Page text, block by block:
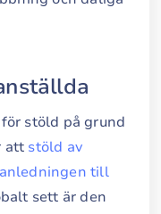
stöld på grund
att stöld av
till
sett är den